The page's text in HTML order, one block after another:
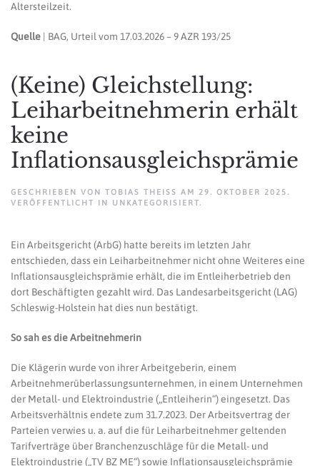
Altersteilzeit.
Quelle | BAG, Urteil vom 17.03.2026 – 9 AZR 193/25
(Keine) Gleichstellung:
Leiharbeitnehmerin erhält
keine
Inflationsausgleichsprämie
GESCHRIEBEN VON TOBIAS THEISS AM 29. OKTOBER 2025 .
VERÖFFENTLICHT IN UNKATEGORISIERT.
Ein Arbeitsgericht (ArbG) hatte bereits im letzten Jahr
entschieden, dass ein Leiharbeitnehmer nicht ohne Weiteres eine
Inflationsausgleichsprämie erhält, die im Entleiherbetrieb den
dort Beschäftigten gezahlt wird. Das Landesarbeitsgericht (LAG)
Schleswig-Holstein hat dies nun bestätigt.
So sah es die Arbeitnehmerin
Die Klägerin wurde von ihrer Arbeitgeberin, einem
Arbeitnehmerüberlassungsunternehmen, in einem Unternehmen
der Metall- und Elektroindustrie („Entleiherin“) eingesetzt. Das
Arbeitsverhältnis endete zum 31.7.2023. Der Arbeitsvertrag der
Parteien verwies u. a. auf die für Leiharbeitnehmer geltenden
Tarifverträge über Branchenzuschläge für die Metall- und
Elektroindustrie („TV BZ ME“) sowie Inflationsausgleichsprämie